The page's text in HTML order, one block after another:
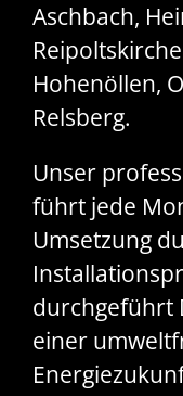
Aschbach,
Hohenöllen,
Relsberg.
Unser
führt jede
Umsetzung
durchgeführt
einer